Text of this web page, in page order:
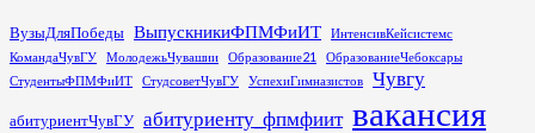
Перейти
к
содержимому
ВузыДляПобеды ВыпускникиФПМФиИТ
ИнтенсивКейсистемс
КомандаЧувГУ
МолодежьЧувашии Образование21
ОбразованиеЧебоксары
СтудентыФПМФиИТ
СтудсоветЧувГУ УспехиГимназистов Чувгу
абитуриентЧувГУ абитуриенту_фпмфиит вакансия